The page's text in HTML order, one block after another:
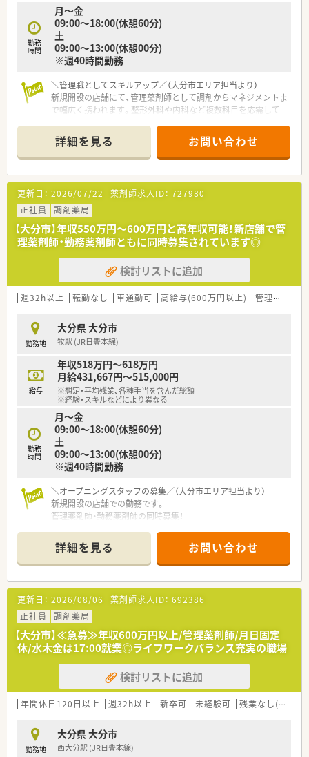
■日曜日と月曜日が固定休の完全週休2日制で、プライベートの
時間をしっかりと確保できます。
■遠方から通勤される方には高速道路料金の相談も可能で、安心
して勤務できる環境を整えています。
勤務
時間
月～金
09:00～18:00(休憩60分)
土
09:00～13:00(休憩00分)
※週40時間勤務
＼管理職としてスキルアップ／（大分市エリア担当より）
新規開設の店舗にて、管理薬剤師として調剤からマネジメントま
で幅広く携われます。整形外科や内科など複数科目を応需して
＊------------------------------------------＊
【店舗情報と応需状況について】
■最寄り駅の牧駅から車で8分ほどの場所にあり、内科や整形外
科など複数の科目の処方箋を応需している薬局です。
■1日あたりの処方箋枚数は60枚から70枚となっており、複数科
目を学ぶことで薬剤師として成長できます。
■開局時間は平日の18時までと土曜日の13時までとなってお
り、無理のないスケジュールで勤務が可能です。
【募集背景と求める人物像について】
■今回は新規開設に伴うオープニングスタッフの募集であり、新
しい店舗を一緒に盛り上げてくれる方を求めます。
■管理薬剤師として店舗のマネジメント業務をお任せするため、
■患者様に対して丁寧な服薬指導を行い、地域の方々に信頼され
る温かい薬局を築いていただける方を歓迎します。
【法人特徴について】
■大手チェーンとは異なる規模だからこそ、一人ひとりの意見が
通りやすく柔軟な意思決定ができる環境です。
■地域密着型の経営を行っており、転勤の心配がないため特定の
■在宅業務にも注力しており、これからの調剤薬局に求められる
先進的な取り組みを積極的に推進する法人です。
【求人情報について】
■雇用形態は正社員としての採用となり、新規開設店舗における
■給与条件は年収600万円から650万円の提示となっており、こ
れまでのご経験をしっかりと考慮いたします。
■各種手当として時間外手当がしっかりと支給されるため、頑張
った分だけ収入に反映される仕組みが整っています。
詳細を見る お問い合わせ
更新日： 2026/07/22 薬剤師求人ID： 727980
正社員
調剤薬局
【大分市】年収550万円～600万円と高年収可能！新店舗で管
理薬剤師・勤務薬剤師ともに同時募集されています◎
検討リストに追加
週32h以上 転勤なし 車通勤可 高給与(600万円以上) 管理薬剤師
勤務地
大分県 大分市
牧駅 (JR日豊本線)
給与
年収518万円～618万円
月給431,667円～515,000円
※想定・平均残業、各種手当を含んだ総額
※経験・スキルなどにより異なる
勤務
時間
月～金
09:00～18:00(休憩60分)
土
09:00～13:00(休憩00分)
※週40時間勤務
＼オープニングスタッフの募集／（大分市エリア担当より）
新規開設の店舗での勤務です。
管理薬剤師・勤務薬剤師の同時募集！
＊------------------------------------------＊
【店舗情報と応需状況について】
■最寄り駅の牧駅から車で8分ほどの場所にあり、内科や整形外
科など複数の科目の処方箋を応需している薬局です。
■1日あたりの処方箋枚数は60枚から70枚となっており、複数科
目を学ぶことで薬剤師として成長できます。
■開局時間は平日の18時までと土曜日の13時までとなってお
り、無理のないスケジュールで勤務が可能です。
【募集背景と求める人物像について】
■今回は新規開設に伴うオープニングスタッフの募集であり、新
しい店舗を一緒に盛り上げてくれる方を求めます。
■管理薬剤師として店舗のマネジメント業務をお任せするため、
■患者様に対して丁寧な服薬指導を行い、地域の方々に信頼され
る温かい薬局を築いていただける方を歓迎します。
詳細を見る お問い合わせ
更新日： 2026/08/06 薬剤師求人ID： 692386
正社員
調剤薬局
【大分市】≪急募≫年収600万円以上/管理薬剤師/月日固定
休/水木金は17:00就業◎ライフワークバランス充実の職場
検討リストに追加
年間休日120日以上 週32h以上 新卒可 未経験可 残業なし(ほぼなし含む)
勤務地
大分県 大分市
西大分駅 (JR日豊本線)